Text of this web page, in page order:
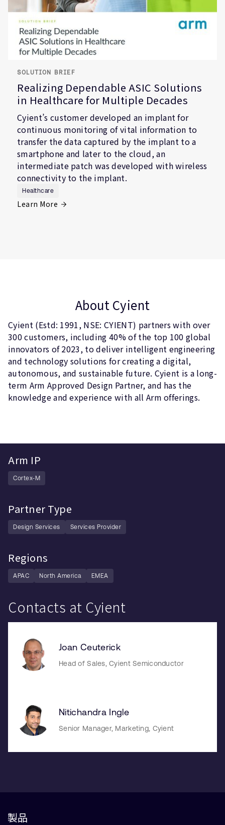
SOLUTION BRIEF
Realizing Dependable ASIC Solutions
in Healthcare for Multiple Decades
Cyient’s customer developed an implant for
continuous monitoring of vital information to
transfer the data captured by the implant to a
smartphone and later to the cloud, an
intermediate patch was developed with wireless
connectivity to the implant.
Healthcare
Learn More
About Cyient
Cyient (Estd: 1991, NSE: CYIENT) partners with over
300 customers, including 40% of the top 100 global
innovators of 2023, to deliver intelligent engineering
and technology solutions for creating a digital,
autonomous, and sustainable future. Cyient is a long-
term Arm Approved Design Partner, and has the
knowledge and experience with all Arm offerings.
Arm IP
Cortex-M
Partner Type
Design Services Services Provider
Regions
APAC North America EMEA
Contacts at Cyient
Joan Ceuterick
Head of Sales, Cyient Semiconductor
Nitichandra Ingle
Senior Manager, Marketing, Cyient
製品